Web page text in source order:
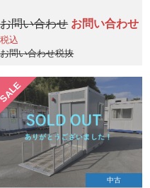
お問い合わせ お問い合わせ
税込
お問い合わせ税抜
中古
SALE